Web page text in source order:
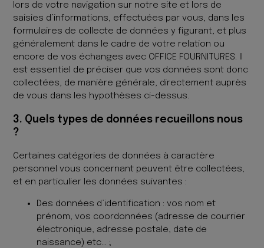
lors de votre navigation sur notre site et lors de
saisies d’informations, effectuées par vous, dans les
formulaires de collecte de données y figurant, et plus
généralement dans le cadre de votre relation ou
encore de vos échanges avec OFFICE FOURNITURES. Il
est essentiel de préciser que vos données sont donc
collectées, de manière générale, directement auprès
de vous dans les hypothèses ci-dessus.
3. Quels types de données recueillons nous
?
Certaines catégories de données à caractère
personnel vous concernant peuvent être collectées,
et en particulier les données suivantes :
Des données d’identification : vos nom et
prénom, vos coordonnées (adresse de courrier
électronique, adresse postale, date de
naissance) etc… ;